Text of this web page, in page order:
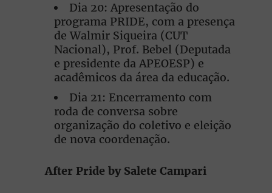
Dia 20: Apresentação do
programa PRIDE, com a presença
de Walmir Siqueira (CUT
Nacional), Prof. Bebel (Deputada
e presidente da APEOESP) e
acadêmicos da área da educação.
Dia 21: Encerramento com
roda de conversa sobre
organização do coletivo e eleição
de nova coordenação.
After Pride by Salete Campari